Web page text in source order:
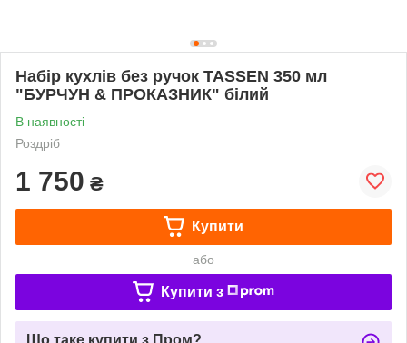
Набір кухлів без ручок TASSEN 350 мл
"БУРЧУН & ПРОКАЗНИК" білий
В наявності
Роздріб
1 750 ₴
Купити
або
Купити з
Що таке купити з Пром?